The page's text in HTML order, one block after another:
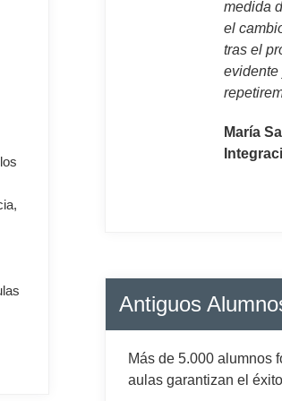
medida
el
tras el
evidente
María
Antiguos
Más de 5.000 alumnos
aulas garantizan el